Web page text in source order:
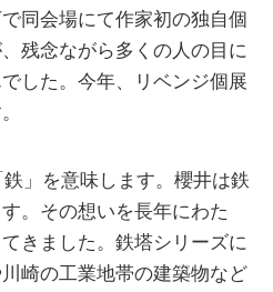
同会場にて作家初の独自個
残念ながら多くの人の目に
した。今年、リベンジ個展
鉄」を意味します。櫻井は鉄
。その想いを長年にわた
きました。鉄塔シリーズに
崎の工業地帯の建築物など